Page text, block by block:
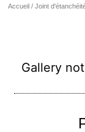
Accueil /Joint
Gallery